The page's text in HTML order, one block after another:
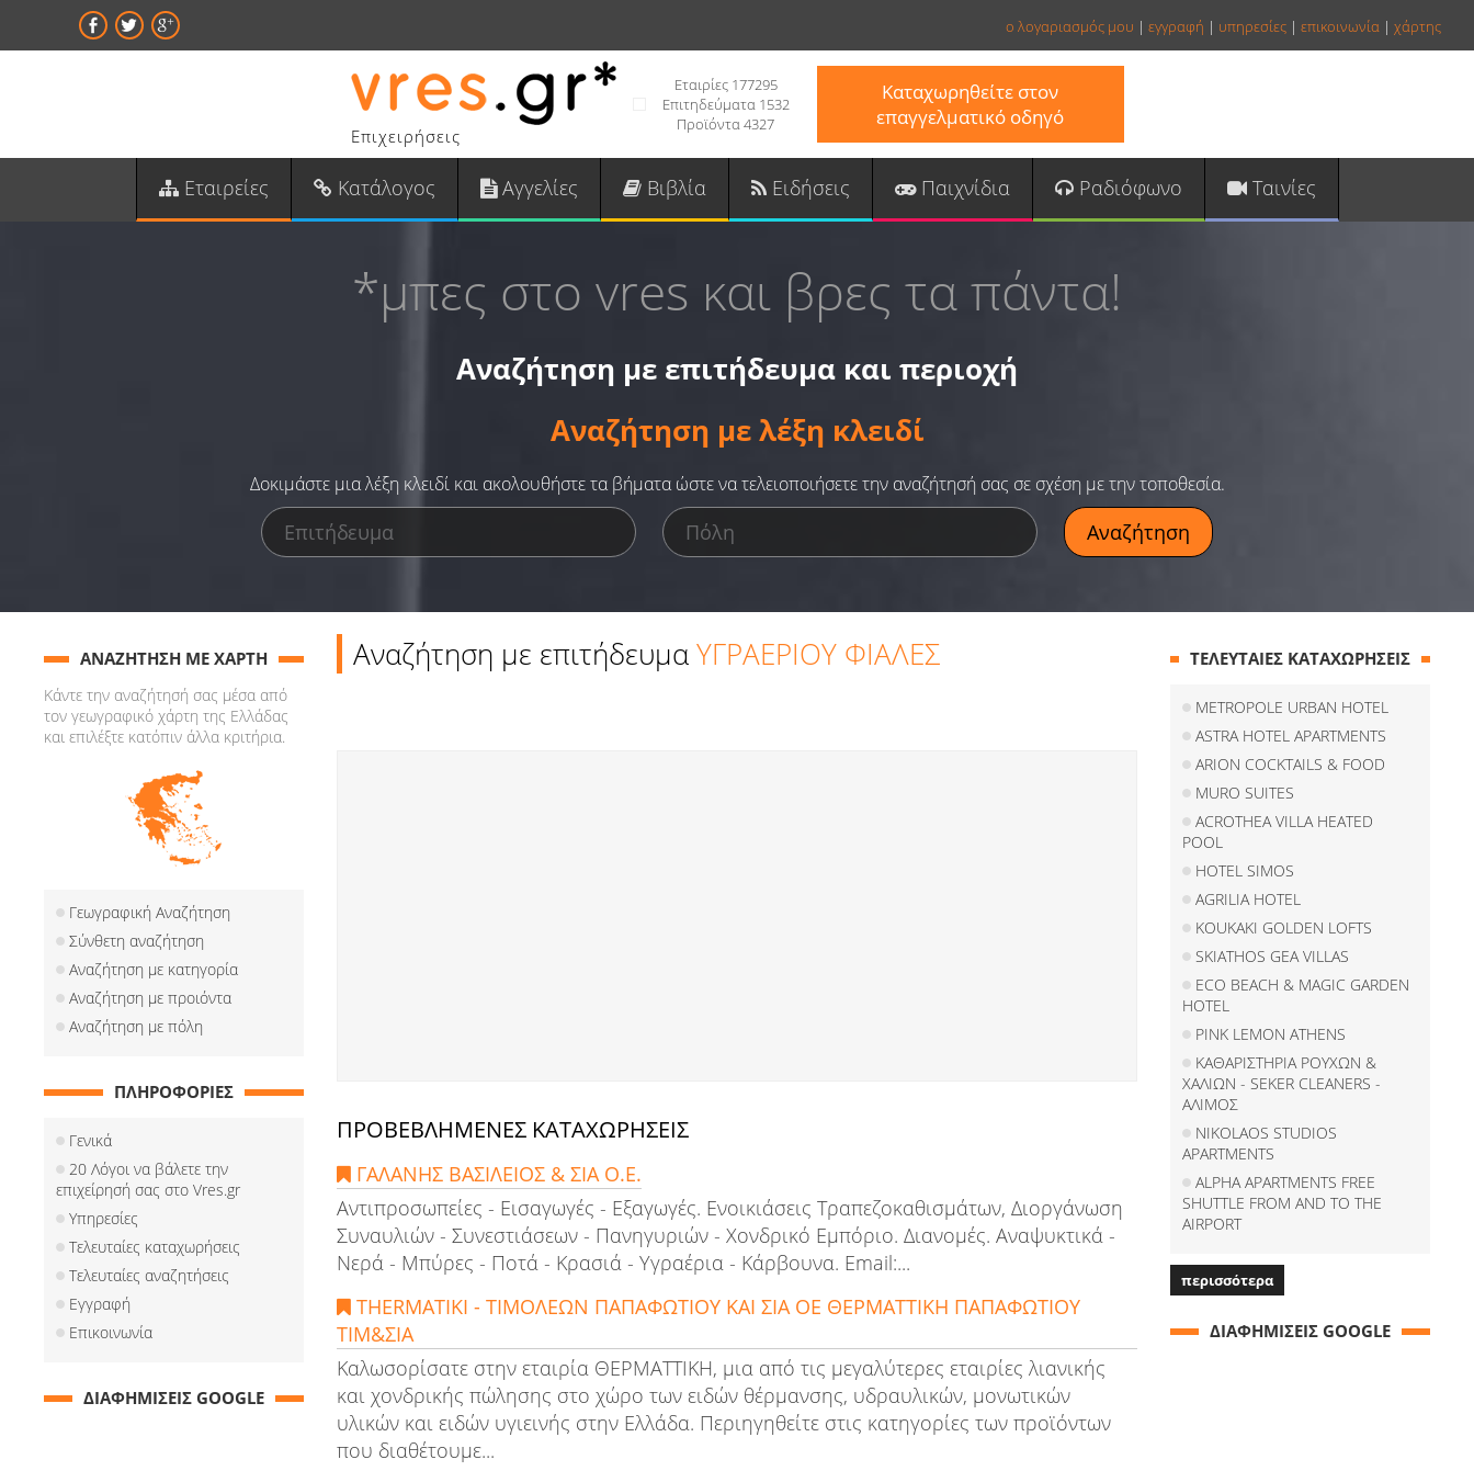
ο λογαριασμός μου | εγγραφή | υπηρεσίες | επικοινωνία | χάρτης
Επιχειρήσεις
Εταιρίες 177295
Επιτηδεύματα 1532
Προϊόντα 4327
Καταχωρηθείτε στον
επαγγελματικό οδηγό
Εταιρείες Κατάλογος Αγγελίες Βιβλία Ειδήσεις Παιχνίδια Ραδιόφωνο Ταινίες
*μπες στο vres και βρες τα πάντα!
Αναζήτηση με επιτήδευμα και περιοχή
Αναζήτηση με λέξη κλειδί
Δοκιμάστε μια λέξη κλειδί και ακολουθήστε τα βήματα ώστε να τελειοποιήσετε την αναζήτησή σας σε σχέση με την τοποθεσία.
Αναζήτηση με επιτήδευμαΥΓΡΑΕΡΙΟΥ ΦΙΑΛΕΣ
ΠΡΟΒΕΒΛΗΜΕΝΕΣ ΚΑΤΑΧΩΡΗΣΕΙΣ
ΓΑΛΑΝΗΣ ΒΑΣΙΛΕΙΟΣ & ΣΙΑ Ο.Ε.
Αντιπροσωπείες - Εισαγωγές - Εξαγωγές. Ενοικιάσεις Τραπεζοκαθισμάτων, Διοργάνωση
Συναυλιών - Συνεστιάσεων - Πανηγυριών - Χονδρικό Εμπόριο. Διανομές. Αναψυκτικά -
Νερά - Μπύρες - Ποτά - Κρασιά - Υγραέρια - Κάρβουνα. Email:...
THERMATIKI - ΤΙΜΟΛΕΩΝ ΠΑΠΑΦΩΤΙΟΥ ΚΑΙ ΣΙΑ ΟΕ ΘΕΡΜΑΤΤΙΚΗ ΠΑΠΑΦΩΤΙΟΥ
ΤΙΜ&ΣΙΑ
Καλωσορίσατε στην εταιρία ΘΕΡΜΑΤΤΙΚΗ, μια από τις μεγαλύτερες εταιρίες λιανικής
και χονδρικής πώλησης στο χώρο των ειδών θέρμανσης, υδραυλικών, μονωτικών
υλικών και ειδών υγιεινής στην Ελλάδα. Περιηγηθείτε στις κατηγορίες των προϊόντων
που διαθέτουμε...
ΑΝΑΖΗΤΗΣΗ ΜΕ ΧΑΡΤΗ
Κάντε την αναζήτησή σας μέσα από
τον γεωγραφικό χάρτη της Ελλάδας
και επιλέξτε κατόπιν άλλα κριτήρια.
Γεωγραφική Αναζήτηση
Σύνθετη αναζήτηση
Αναζήτηση με κατηγορία
Αναζήτηση με προιόντα
Αναζήτηση με πόλη
ΠΛΗΡΟΦΟΡΙΕΣ
Γενικά
20 Λόγοι να βάλετε την
επιχείρησή σας στο Vres.gr
Υπηρεσίες
Τελευταίες καταχωρήσεις
Τελευταίες αναζητήσεις
Εγγραφή
Επικοινωνία
ΔΙΑΦΗΜΙΣΕΙΣ GOOGLE
ΤΕΛΕΥΤΑΙΕΣ ΚΑΤΑΧΩΡΗΣΕΙΣ
METROPOLE URBAN HOTEL
ASTRA HOTEL APARTMENTS
ARION COCKTAILS & FOOD
MURO SUITES
ACROTHEA VILLA HEATED
POOL
HOTEL SIMOS
AGRILIA HOTEL
KOUKAKI GOLDEN LOFTS
SKIATHOS GEA VILLAS
ECO BEACH & MAGIC GARDEN
HOTEL
PINK LEMON ATHENS
ΚΑΘΑΡΙΣΤΗΡΙΑ ΡΟΥΧΩΝ &
ΧΑΛΙΩΝ - SEKER CLEANERS -
ΑΛΙΜΟΣ
NIKOLAOS STUDIOS
APARTMENTS
ALPHA APARTMENTS FREE
SHUTTLE FROM AND TO THE
AIRPORT
περισσότερα
ΔΙΑΦΗΜΙΣΕΙΣ GOOGLE